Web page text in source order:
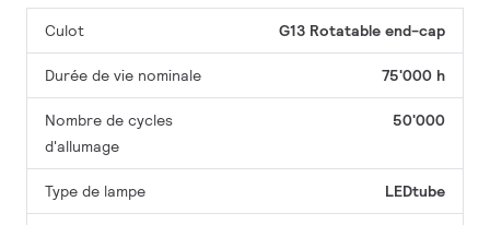
Culot G13 Rotatable end-cap
Durée de vie nominale 75'000 h
Nombre de cycles
d'allumage
50'000
Type de lampe LEDtube